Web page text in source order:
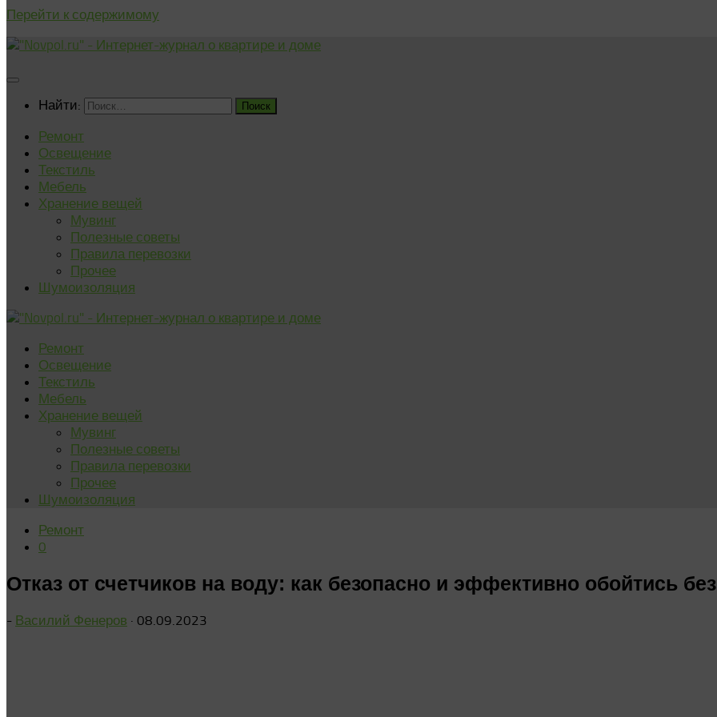
Перейти к содержимому
Найти:
Ремонт
Освещение
Текстиль
Мебель
Хранение вещей
Мувинг
Полезные советы
Правила перевозки
Прочее
Шумоизоляция
Ремонт
Освещение
Текстиль
Мебель
Хранение вещей
Мувинг
Полезные советы
Правила перевозки
Прочее
Шумоизоляция
Ремонт
0
Отказ от счетчиков на воду: как безопасно и эффективно обойтись
- Василий Фенеров · 08.09.2023